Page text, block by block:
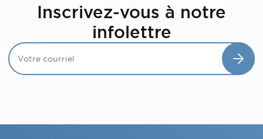
Inscrivez-vous à notre
infolettre